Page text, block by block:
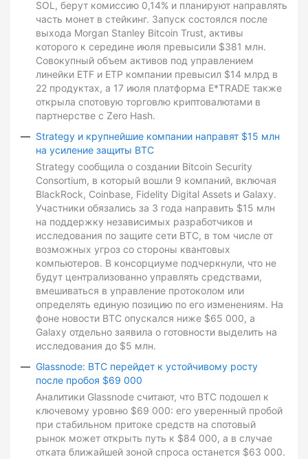
SOL, берут комиссию 0,14% и планируют направлять
часть монет в стейкинг. Запуск состоялся после
выхода Morgan Stanley Bitcoin Trust, активы
которого к середине июля превысили $381 млн.
Совокупный объем активов под управлением
линейки ETF и ETP компании превысил $14 млрд в
22 продуктах, а 17 июля платформа E*TRADE также
открыла спотовую торговлю криптовалютами в
партнерстве с Zero Hash.
Strategy и крупнейшие компании направят $15 млн
на усиление защиты BTC
Strategy сообщила о создании Bitcoin Security
Consortium, в который вошли 9 компаний, включая
BlackRock, Coinbase, Fidelity Digital Assets и Galaxy.
Участники обязались за 3 года направить $15 млн
на поддержку независимых разработчиков и
исследования по защите сети BTC, в том числе от
возможных угроз со стороны квантовых
компьютеров. В консорциуме подчеркнули, что не
будут централизованно управлять средствами,
вмешиваться в управление протоколом или
определять единую позицию по его изменениям. На
фоне новости BTC опускался ниже $65 000, а
Galaxy отдельно заявила о готовности выделить на
исследования до $5 млн.
Glassnode: BTC перейдет к устойчивому росту
после пробоя $69 000
Аналитики Glassnode считают, что BTC подошел к
ключевому уровню $69 000: его уверенный пробой
при стабильном притоке средств на спотовый
рынок может открыть путь к $84 000, а в случае
отката ближайшей зоной спроса останется $63 000.